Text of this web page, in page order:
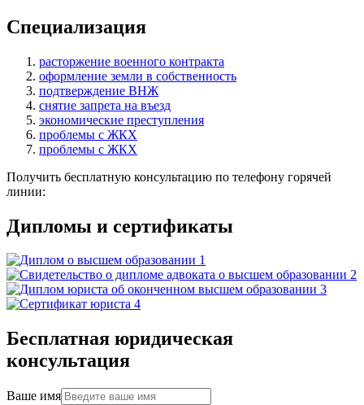
Специализация
расторжение военного контракта
оформление земли в собственность
подтверждение ВНЖ
снятие запрета на въезд
экономические преступления
проблемы с ЖКХ
проблемы с ЖКХ
Получить бесплатную консультацию по телефону горячей
линии:
Дипломы и сертификаты
Бесплатная юридическая
консультация
Ваше имя